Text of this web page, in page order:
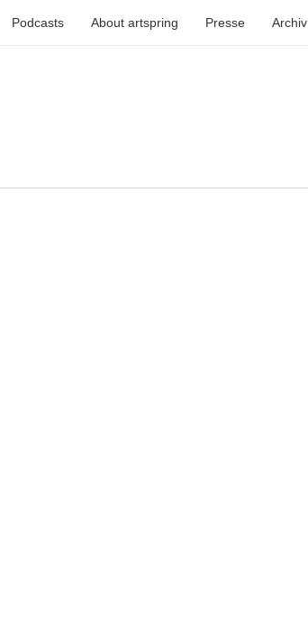
Podcasts About artspring Presse Archiv